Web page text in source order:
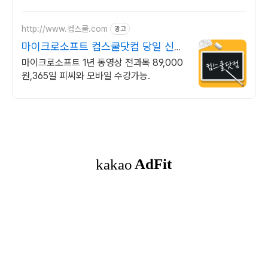
http://www.컴스쿨.com 광고
마이크로소프트 컴스쿨닷컴 당일 신청
&결제시 기프티콘!
마이크로소프트 1년 동영상 전과목 89,000
원,365일 피씨와 모바일 수강가능.